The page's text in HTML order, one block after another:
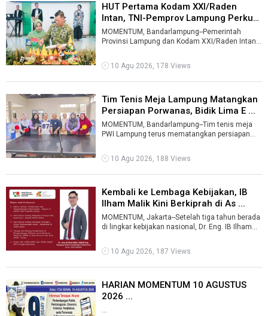
HUT Pertama Kodam XXI/Raden
Intan, TNI-Pemprov Lampung Perkuat
Si ...
MOMENTUM, Bandarlampung--Pemerintah
Provinsi Lampung dan Kodam XXI/Raden Intan
wi ...
10 Agu 2026, 178 Views
Tim Tenis Meja Lampung Matangkan
Persiapan Porwanas, Bidik Lima E ...
MOMENTUM, Bandarlampung--Tim tenis meja
PWI Lampung terus mematangkan persiapan
Nasional ( ...
10 Agu 2026, 188 Views
Kembali ke Lembaga Kebijakan, IB
Ilham Malik Kini Berkiprah di As ...
MOMENTUM, Jakarta--Setelah tiga tahun berada
di lingkar kebijakan nasional, Dr. Eng. IB Ilham
10 Agu 2026, 187 Views
HARIAN MOMENTUM 10 AGUSTUS
2026 ...
...